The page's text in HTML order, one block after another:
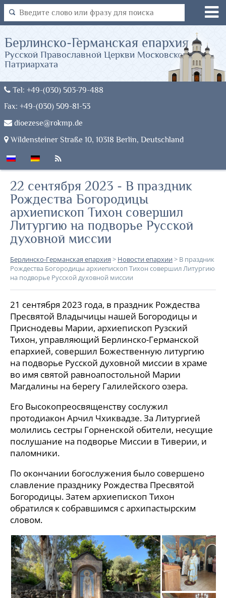
Tel: +49-(030) 503-79-488
Fax: +49-(030) 509-81-53
dioezese@rokmp.de
Wildensteiner Straße 10, 10318 Berlin, Deutschland
Берлинско-Германская епархия
Русской Православной Церкви Московского
Патриархата
22 сентября 2023 - В праздник
Рождества Богородицы
архиепископ Тихон совершил
Литургию на подворье Русской
духовной миссии
Берлинско-Германская епархия > Новости епархии> В праздник
Рождества Богородицы архиепископ Тихон совершил Литургию
на подворье Русской духовной миссии
21 сентября 2023 года, в праздник Рождества
Пресвятой Владычицы нашей Богородицы и
Приснодевы Марии, архиепископ Рузский
Тихон, управляющий Берлинско-Германской
епархией, совершил Божественную литургию
на подворье Русской духовной миссии в храме
во имя святой равноапостольной Марии
Магдалины на берегу Галилейского озера.
Его Высокопреосвященству сослужил
протодиакон Арчил Чхиквадзе. За Литургией
молились сестры Горненской обители, несущие
послушание на подворье Миссии в Тиверии, и
паломники.
По окончании богослужения было совершено
славление празднику Рождества Пресвятой
Богородицы. Затем архиепископ Тихон
обратился к собравшимся с архипастырским
словом.